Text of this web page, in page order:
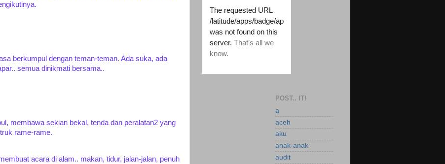
berkumpul dengan teman-teman. Ada suka, ada
semua dinikmati bersama..
membawa sekian bekal, tenda dan peralatan2 yang
rame-rame.
acara di alam.. makan, tidur, jalan-jalan, penuh
POST.. IT!
a
aceh
aku
anak-anak
audit